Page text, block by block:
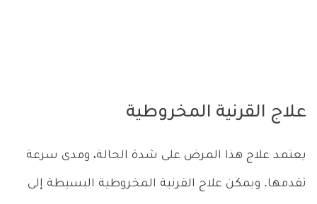
علاج القرنية المخروطية
يعتمد علاج هذا المرض على شدة الحالة، ومدى سرعة
تقدمها. ويمكن علاج القرنية المخروطية البسيطة إلى